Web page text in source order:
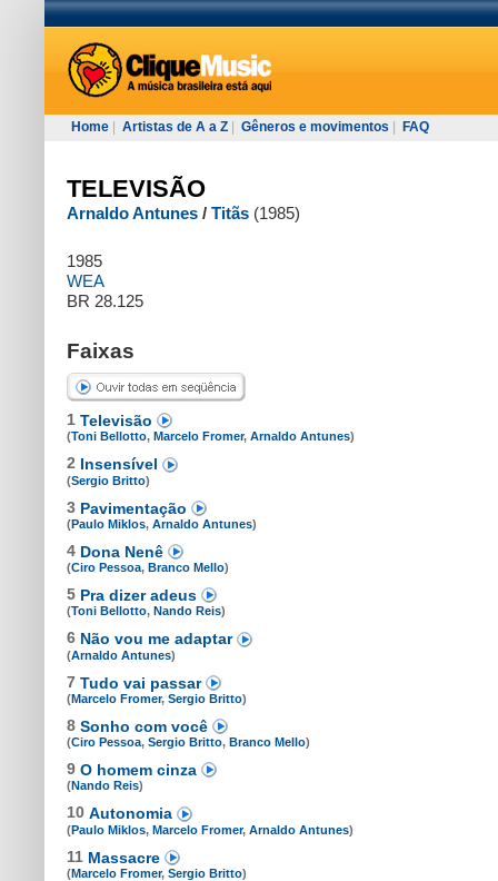
Home Artistas de A a Z Gêneros e movimentos FAQ
TELEVISÃO
Arnaldo Antunes / Titãs (1985)
1985
WEA
BR 28.125
Faixas
1 Televisão
(Toni Bellotto, Marcelo Fromer, Arnaldo Antunes)
2 Insensível
(Sergio Britto)
3 Pavimentação
(Paulo Miklos, Arnaldo Antunes)
4 Dona Nenê
(Ciro Pessoa, Branco Mello)
5 Pra dizer adeus
(Toni Bellotto, Nando Reis)
6 Não vou me adaptar
(Arnaldo Antunes)
7 Tudo vai passar
(Marcelo Fromer, Sergio Britto)
8 Sonho com você
(Ciro Pessoa, Sergio Britto, Branco Mello)
9 O homem cinza
(Nando Reis)
10 Autonomia
(Paulo Miklos, Marcelo Fromer, Arnaldo Antunes)
11 Massacre
(Marcelo Fromer, Sergio Britto)